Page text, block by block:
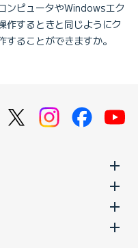
ンピュータやWindowsエク
作するときと同じようにク
ることができますか。